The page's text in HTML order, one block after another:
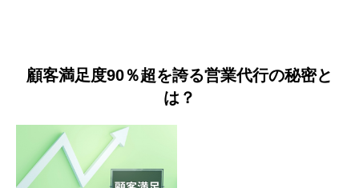
顧客満足度90％超を誇る営業代行の秘密と
は？